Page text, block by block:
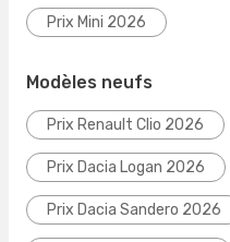
Prix Mini 2026
Modèles neufs
Prix Renault Clio 2026
Prix Dacia Logan 2026
Prix Dacia Sandero 2026